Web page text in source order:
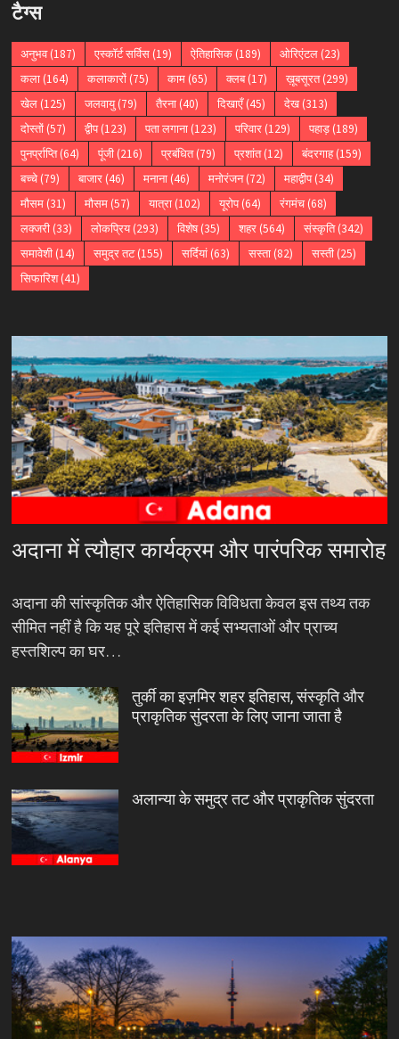
टैग्स
अनुभव(187) एस्कॉर्ट सर्विस(19) ऐतिहासिक(189) ओरिएंटल(23)
कला(164) कलाकारों(75) काम(65) क्लब(17) ख़ूबसूरत(299)
खेल(125) जलवायु(79) तैरना(40) दिखाएँ(45) देख(313)
दोस्तों(57) द्वीप(123) पता लगाना(123) परिवार(129) पहाड़(189)
पुनर्प्राप्ति(64) पूंजी(216) प्रबंधित(79) प्रशांत(12) बंदरगाह(159)
बच्चे(79) बाजार(46) मनाना(46) मनोरंजन(72) महाद्वीप(34)
मौसम(31) मौसम(57) यात्रा(102) यूरोप(64) रंगमंच(68)
लक्जरी(33) लोकप्रिय(293) विशेष(35) शहर(564) संस्कृति(342)
समावेशी(14) समुद्र तट(155) सर्दियां(63) सस्ता(82) सस्ती(25)
सिफारिश(41)
अदाना में त्यौहार कार्यक्रम और पारंपरिक समारोह
अदाना की सांस्कृतिक और ऐतिहासिक विविधता केवल इस तथ्य तक
सीमित नहीं है कि यह पूरे इतिहास में कई सभ्यताओं और प्राच्य
हस्तशिल्प का घर…
तुर्की का इज़मिर शहर इतिहास, संस्कृति और
प्राकृतिक सुंदरता के लिए जाना जाता है
अलान्या के समुद्र तट और प्राकृतिक सुंदरता